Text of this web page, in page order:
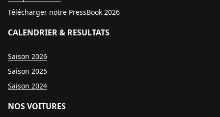
Télécharger notre PressBook 2026
CALENDRIER & RESULTATS
Saison 2026
Saison 2025
Saison 2024
NOS VOITURES